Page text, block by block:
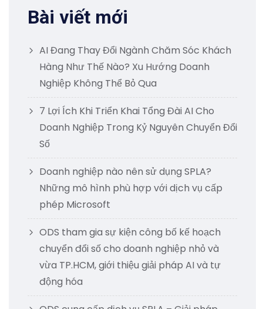
Bài viết mới
AI Đang Thay Đổi Ngành Chăm Sóc Khách
Hàng Như Thế Nào? Xu Hướng Doanh
Nghiệp Không Thể Bỏ Qua
7 Lợi Ích Khi Triển Khai Tổng Đài AI Cho
Doanh Nghiệp Trong Kỷ Nguyên Chuyển Đổi
Số
Doanh nghiệp nào nên sử dụng SPLA?
Những mô hình phù hợp với dịch vụ cấp
phép Microsoft
ODS tham gia sự kiện công bố kế hoạch
chuyển đổi số cho doanh nghiệp nhỏ và
vừa TP.HCM, giới thiệu giải pháp AI và tự
động hóa